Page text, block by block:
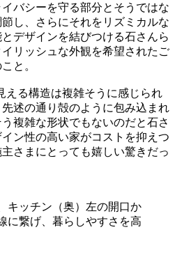
バシーを守る部分とそうではな
し、さらにそれをリズミカルな
デザインを結びつける石さんら
リッシュな外観を希望されたご
と。
える構造は複雑そうに感じられ
述の通り殻のように包み込まれ
複雑な形状でもないのだと石さ
ン性の高い家がコストを抑えつ
さまにとっても嬉しい驚きだっ
キッチン（奥）左の開口か
に繋げ、暮らしやすさを高